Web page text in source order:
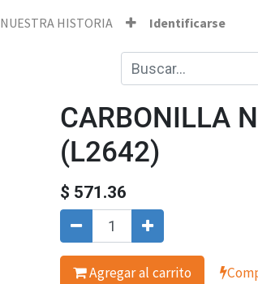
NUESTRA HISTORIA Identificarse
CARBONILLA
(L2642)
$ 571.36
Agregar al carrito